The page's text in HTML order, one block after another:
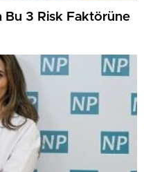
Bu 3 Risk Faktörüne